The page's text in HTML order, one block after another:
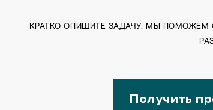
КРАТКО ОПИШИТЕ ЗАДАЧУ. МЫ ПОМОЖЕМ
Получить